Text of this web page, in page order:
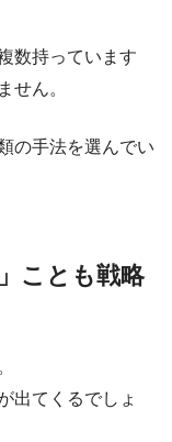
数持っています
せん。
の手法を選んでい
ことも戦略
出てくるでしょ